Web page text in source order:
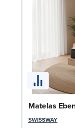
Matelas
SWISSWAY